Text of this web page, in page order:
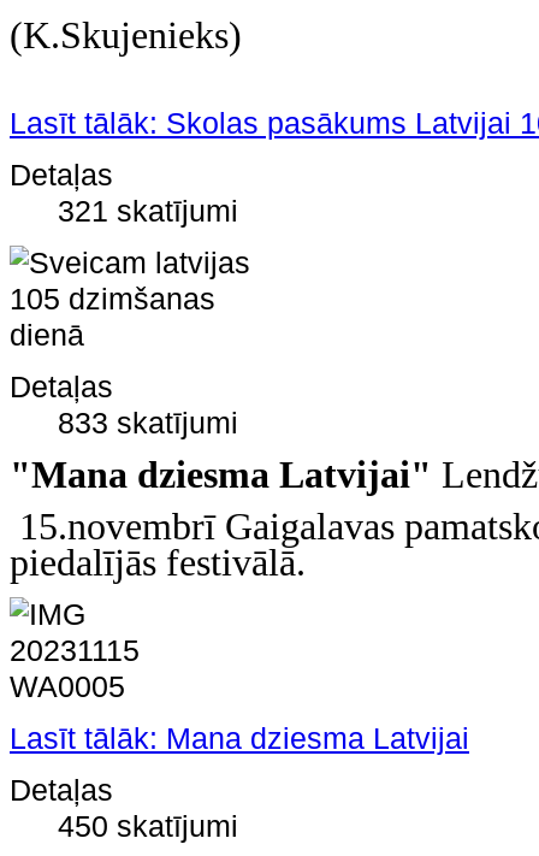
(K.Skujenieks)
Lasīt tālāk: Skolas pasākums Latvijai
Detaļas
321 skatījumi
Detaļas
833 skatījumi
"Mana dziesma Latvijai"
15.novembrī Gaigalavas
piedalījās festivālā.
Lasīt tālāk: Mana dziesma Latvijai
Detaļas
450 skatījumi